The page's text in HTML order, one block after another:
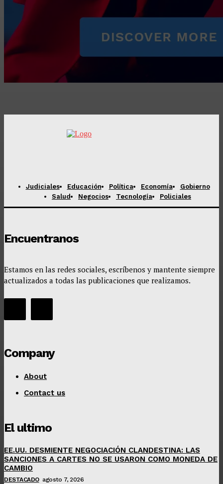
Judiciales Educación Política Economía
Gobierno
Salud
Negocios Tecnología Policiales
Encuentranos
Estamos en las redes sociales, escríbenos y mantente siempre
actualizados a todas las publicaciones que realizamos.
Company
About
Contact us
El ultimo
EE.UU. DESMIENTE NEGOCIACIÓN CLANDESTINA: LAS
SANCIONES A CARTES NO SE USARON COMO MONEDA DE
CAMBIO
DESTACADO agosto 7, 2026